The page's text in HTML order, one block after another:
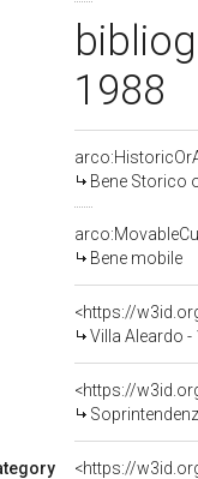
1988
Bene Storico
Bene mobile
<https://
Villa Aleardo
<https://
Soprintendenza per i Beni
<https://